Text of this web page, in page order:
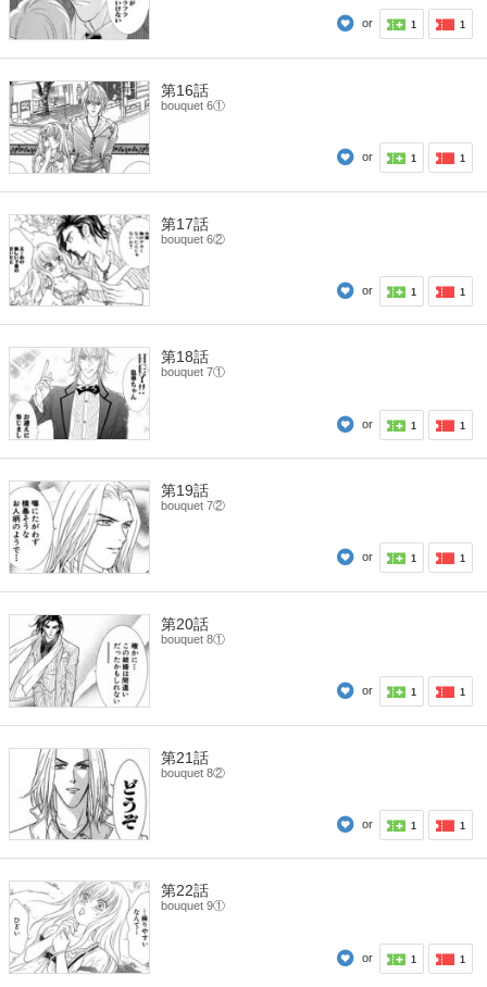
or 1 1
第16話
bouquet 6①
or 1 1
第17話
bouquet 6②
or 1 1
第18話
bouquet 7①
or 1 1
第19話
bouquet 7②
or 1 1
第20話
bouquet 8①
or 1 1
第21話
bouquet 8②
or 1 1
第22話
bouquet 9①
or 1 1